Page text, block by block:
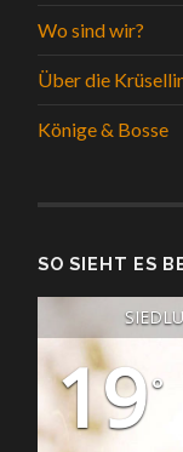
Wo sind wir?
Über die
Könige & Bosse
SO SIEHT ES
19°